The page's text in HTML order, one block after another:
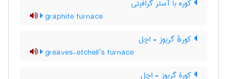
کوره با آستر گرافیتی
graphite furnace
کورهٔ گریوز - اچل
greaves-etchell’s furnace
کورۀ گریوز - اچل